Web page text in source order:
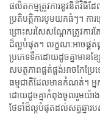
ផលិតកម្មត្រូវការនូវនីតិវិធី
ប្រតិបត្តិការបូមយកធំៗ។ កា
ព្រោះសរសៃសណ្តែកត្រូវការ
ដ៏ល្អបំផុត។ លក្ខណៈអាចផ្គ
ប្រភេទទឹកដោយដូចគ្នាមានខ្ស
សមត្ថភាពផ្គត់ផ្គង់អាចកែប្
ធម្មជាតិដែលមានកំណត់។ អ្ន
ដោយដូចគ្នាកំពុងចូលរួមយ៉ាងស
ថែទាំដ៏ល្អបំផុតដល់សត្វឆ្មារ